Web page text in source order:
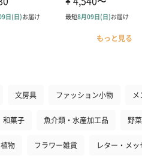
もっと見る
文房具 ファッション小物 メ
和菓子 魚介類・水産加工品 野
植物 フラワー雑貨 レター・メ